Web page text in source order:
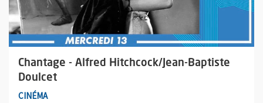
Chantage - Alfred Hitchcock/Jean-Baptiste
Doulcet
CINÉMA